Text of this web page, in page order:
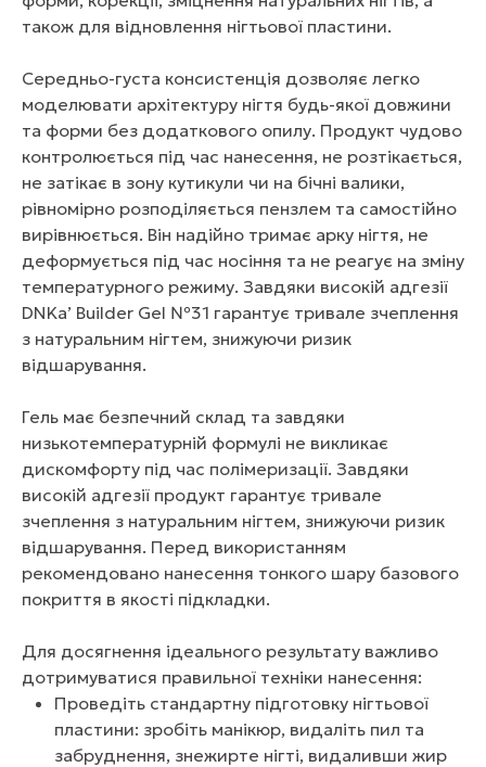
також для відновлення нігтьової пластини.
Середньо-густа консистенція дозволяє легко
моделювати архітектуру нігтя будь-якої довжини
та форми без додаткового опилу. Продукт чудово
контролюється під час нанесення, не розтікається,
не затікає в зону кутикули чи на бічні валики,
рівномірно розподіляється пензлем та самостійно
вирівнюється. Він надійно тримає арку нігтя, не
деформується під час носіння та не реагує на зміну
температурного режиму. Завдяки високій адгезії
DNKa’ Builder Gel №31 гарантує тривале зчеплення
з натуральним нігтем, знижуючи ризик
відшарування.
Гель має безпечний склад та завдяки
низькотемпературній формулі не викликає
дискомфорту під час полімеризації. Завдяки
високій адгезії продукт гарантує тривале
зчеплення з натуральним нігтем, знижуючи ризик
відшарування. Перед використанням
рекомендовано нанесення тонкого шару базового
покриття в якості підкладки.
Для досягнення ідеального результату важливо
дотримуватися правильної техніки нанесення:
Проведіть стандартну підготовку нігтьової
пластини: зробіть манікюр, видаліть пил та
забруднення, знежирте нігті, видаливши жир